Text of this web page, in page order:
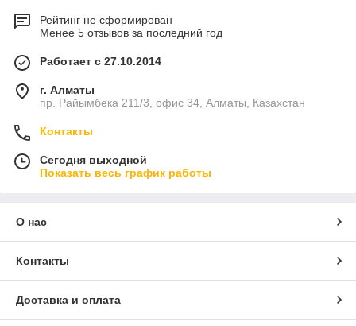
Рейтинг не сформирован
Менее 5 отзывов за последний год
Работает с 27.10.2014
г. Алматы
пр. Райымбека 211/3, офис 34, Алматы, Казахстан
Контакты
Сегодня выходной
Показать весь график работы
О нас
Контакты
Доставка и оплата